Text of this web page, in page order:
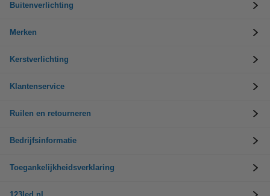
Buitenverlichting
Merken
Kerstverlichting
Klantenservice
Ruilen en retourneren
Bedrijfsinformatie
Toegankelijkheidsverklaring